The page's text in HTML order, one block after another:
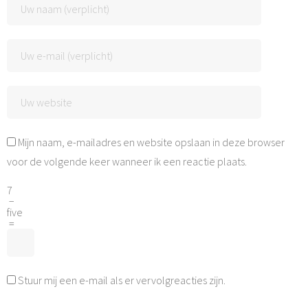
Mijn naam, e-mailadres en website opslaan in deze browser
voor de volgende keer wanneer ik een reactie plaats.
7
−
five
=
Stuur mij een e-mail als er vervolgreacties zijn.